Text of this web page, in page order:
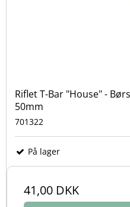
Riflet T-Bar "House" -
50mm
701322
På lager
41,00 DKK